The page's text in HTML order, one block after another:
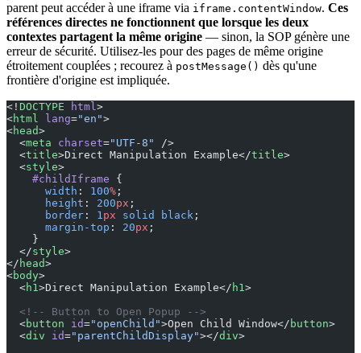
parent peut accéder à une iframe via iframe.contentWindow. Ces
références directes ne fonctionnent que lorsque les deux
contextes partagent la même origine — sinon, la SOP génère une
erreur de sécurité. Utilisez-les pour des pages de même origine
étroitement couplées ; recourez à postMessage() dès qu'une
frontière d'origine est impliquée.
<! DOCTYPE html>
<html lang="en">
<head>
  <
meta charset="UTF-8"
/>
  <
title>Direct Manipulation Example</title>
  <
style>
    #childIframe
{
      width
: 100% ;
      height
: 200px ;
      border
: 1px solid black ;
      margin-top
: 20px ;
    }
  </
style>
</ head>
<body>
  <
h1>Direct Manipulation Example</ h1>
  <!-- Button to Open Popup -->
  <
button id="openChild">Open Child Window</ button>
  <
div id="parentChildDisplay"></div>